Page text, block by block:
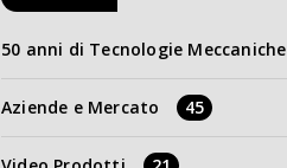
50 anni di Tecnologie Meccaniche
Aziende e Mercato 45